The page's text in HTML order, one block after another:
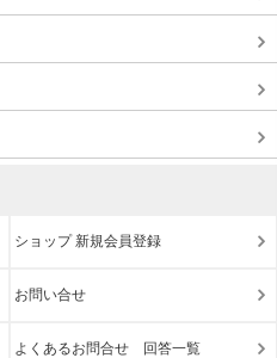
ショップ 新規会員登録
お問い合せ
よくあるお問合せ 回答一覧